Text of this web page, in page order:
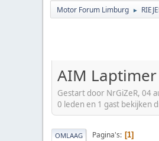
Motor Forum Limburg ►
AIM Laptimer
Gestart door NrGiZeR, 04
0 leden en 1 gast bekijken
OMLAAG Pagina's 1